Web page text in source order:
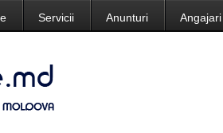
Servicii Anunturi Angajari